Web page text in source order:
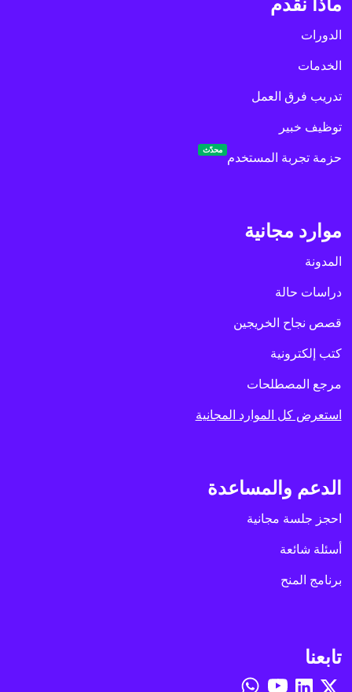
ماذا نقدم
الدورات
الخدمات
تدريب فرق العمل
توظيف خبير
حزمة تجربة المستخدم
محدّث
موارد مجانية
المدونة
دراسات حالة
قصص نجاح الخريجين
كتب إلكترونية
مرجع المصطلحات
استعرض كل الموارد المجانية
الدعم والمساعدة
احجز جلسة مجانية
أسئلة شائعة
برنامج المنح
تابعنا